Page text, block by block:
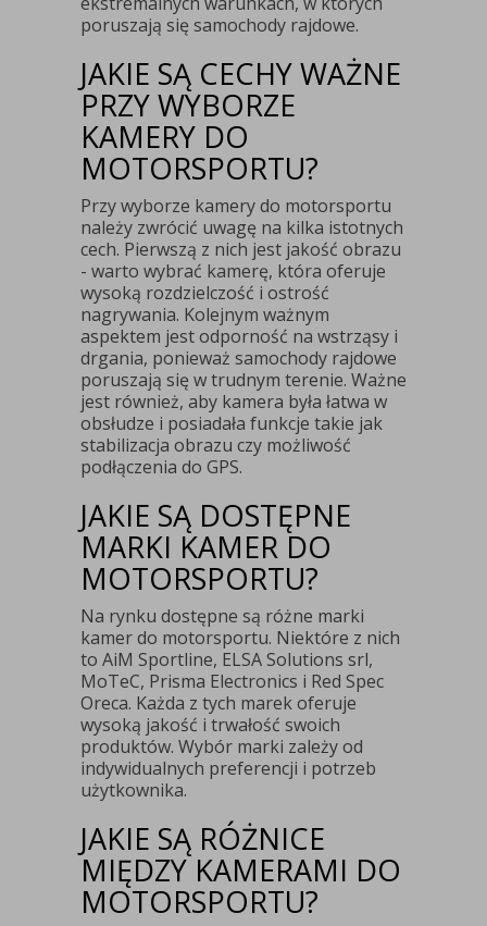
poruszają się samochody rajdowe.
JAKIE SĄ CECHY WAŻNE
PRZY WYBORZE
KAMERY DO
MOTORSPORTU?
Przy wyborze kamery do motorsportu
należy zwrócić uwagę na kilka istotnych
cech. Pierwszą z nich jest jakość obrazu
- warto wybrać kamerę, która oferuje
wysoką rozdzielczość i ostrość
nagrywania. Kolejnym ważnym
aspektem jest odporność na wstrząsy i
drgania, ponieważ samochody rajdowe
poruszają się w trudnym terenie. Ważne
jest również, aby kamera była łatwa w
obsłudze i posiadała funkcje takie jak
stabilizacja obrazu czy możliwość
podłączenia do GPS.
JAKIE SĄ DOSTĘPNE
MARKI KAMER DO
MOTORSPORTU?
Na rynku dostępne są różne marki
kamer do motorsportu. Niektóre z nich
to AiM Sportline, ELSA Solutions srl,
MoTeC, Prisma Electronics i Red Spec
Oreca. Każda z tych marek oferuje
wysoką jakość i trwałość swoich
produktów. Wybór marki zależy od
indywidualnych preferencji i potrzeb
użytkownika.
JAKIE SĄ RÓŻNICE
MIĘDZY KAMERAMI DO
MOTORSPORTU?